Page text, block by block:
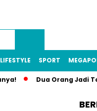
LIFESTYLE SPORT
Dua Orang Jadi